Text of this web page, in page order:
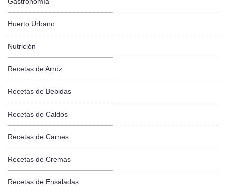
Huerto Urbano
Nutrición
Recetas de Arroz
Recetas de Bebidas
Recetas de Caldos
Recetas de Carnes
Recetas de Cremas
Recetas de Ensaladas